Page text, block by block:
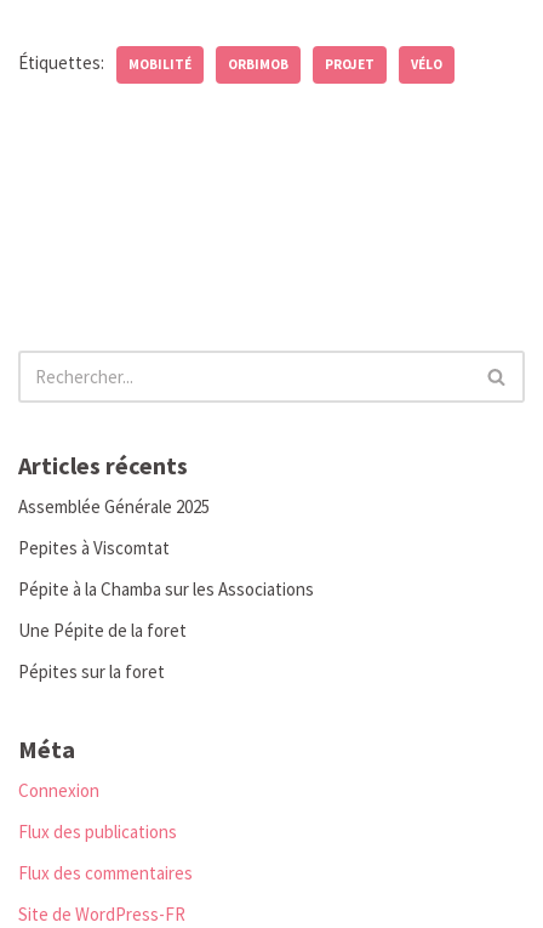
Étiquettes: MOBILITÉ ORBIMOB PROJET VÉLO
Articles récents
Assemblée Générale 2025
Pepites à Viscomtat
Pépite à la Chamba sur les Associations
Une Pépite de la foret
Pépites sur la foret
Méta
Connexion
Flux des publications
Flux des commentaires
Site de WordPress-FR